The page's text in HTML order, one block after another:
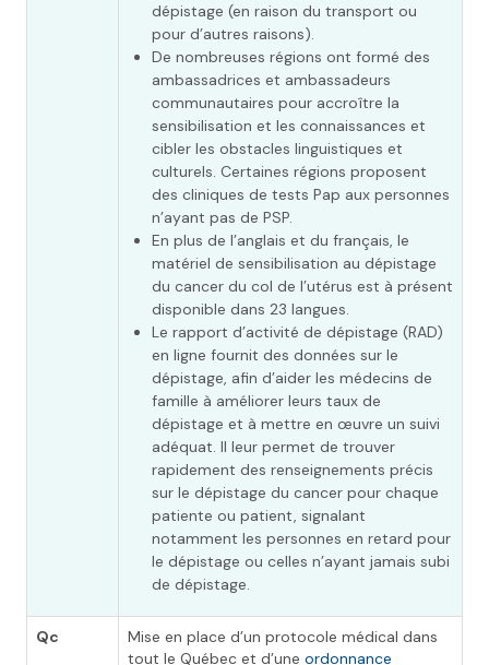
dépistage (en raison du transport ou
pour d’autres raisons).
De nombreuses régions ont formé des
ambassadrices et ambassadeurs
communautaires pour accroître la
sensibilisation et les connaissances et
cibler les obstacles linguistiques et
culturels. Certaines régions proposent
des cliniques de tests Pap aux personnes
n’ayant pas de PSP.
En plus de l’anglais et du français, le
matériel de sensibilisation au dépistage
du cancer du col de l’utérus est à présent
disponible dans 23 langues.
Le rapport d’activité de dépistage (RAD)
en ligne fournit des données sur le
dépistage, afin d’aider les médecins de
famille à améliorer leurs taux de
dépistage et à mettre en œuvre un suivi
adéquat. Il leur permet de trouver
rapidement des renseignements précis
sur le dépistage du cancer pour chaque
patiente ou patient, signalant
notamment les personnes en retard pour
le dépistage ou celles n’ayant jamais subi
de dépistage.
Qc
Mise en place d’un protocole médical dans
tout le Québec et d’une ordonnance